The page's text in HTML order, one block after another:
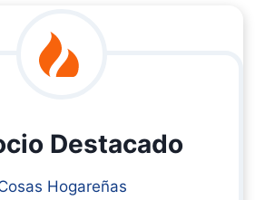
Destacado
Hogareñas